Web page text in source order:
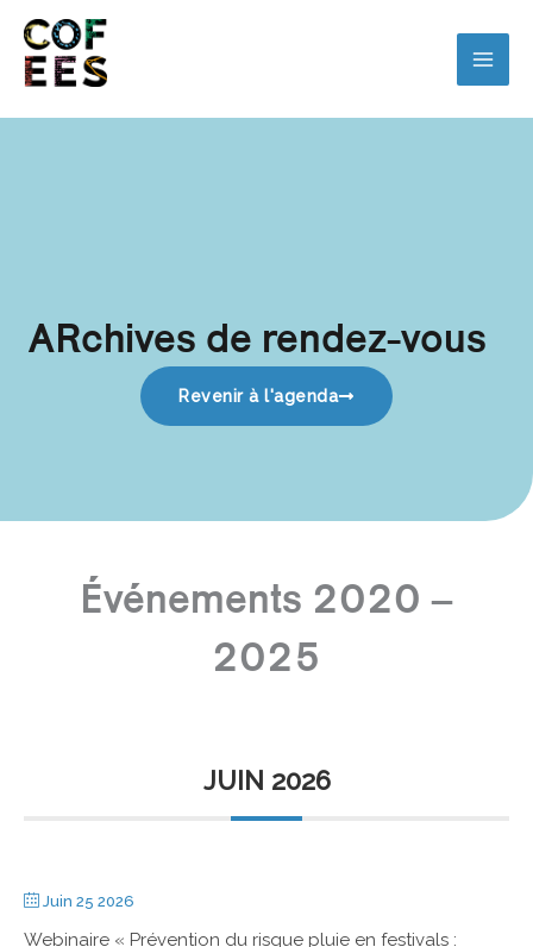
ARchives de rendez-vous
Revenir à l'agenda
Événements 2020 –
2025
JUIN 2026
Juin 25 2026
Webinaire « Prévention du risque pluie en festivals :